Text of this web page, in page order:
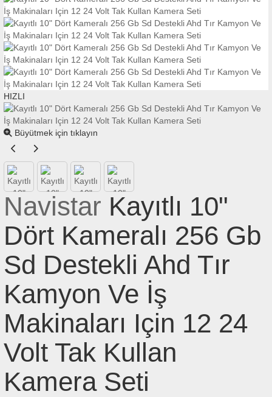
HIZLI
Büyütmek için tıklayın
Navistar Kayıtlı 10"
Dört Kameralı 256 Gb
Sd Destekli Ahd Tır
Kamyon Ve İş
Makinaları Için 12 24
Volt Tak Kullan
Kamera Seti